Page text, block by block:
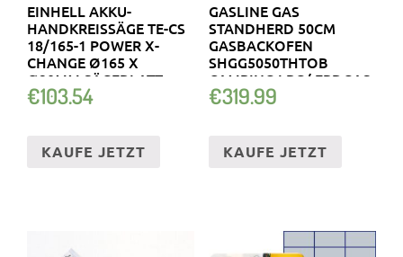
EINHELL AKKU-
HANDKREISSÄGE TE-CS
18/165-1 POWER X-
CHANGE Ø165 X
Ø20MM SÄGEBLATT
€103.54
KAUFE JETZT
GASLINE GAS
STANDHERD 50CM
GASBACKOFEN
SHGG5050THTOB
CAMPING LPG/ ERDGAS
€319.99
KAUFE JETZT